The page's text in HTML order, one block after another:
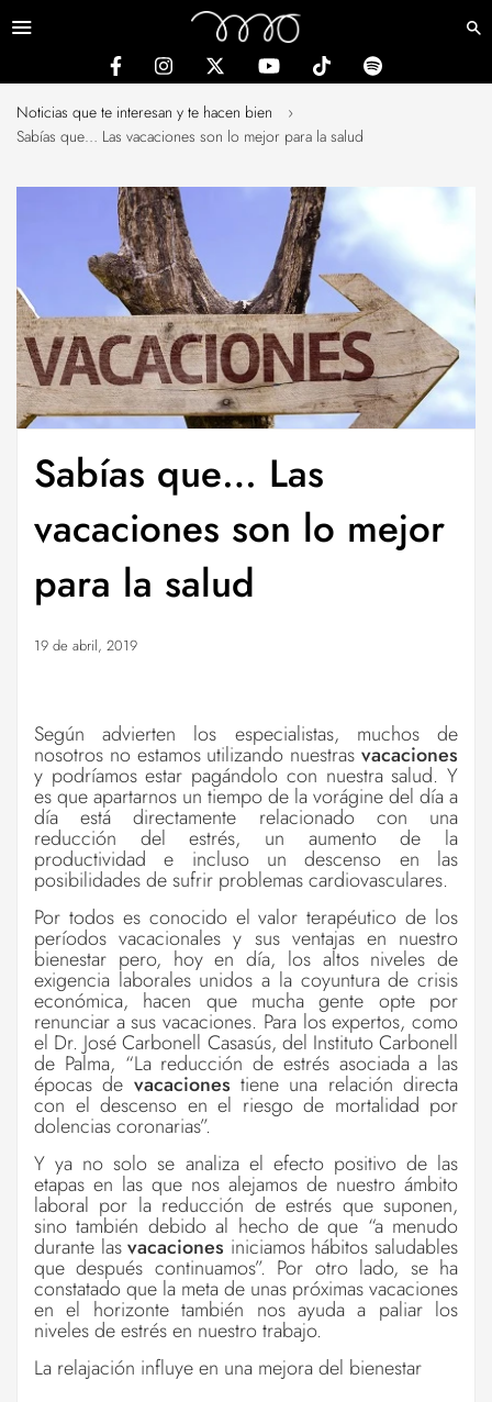
Noticias que te interesan y te hacen bien
›
Sabías que… Las vacaciones son lo mejor para la salud
Sabías que… Las
vacaciones son lo mejor
para la salud
19 de abril, 2019
Según advierten los especialistas, muchos de
nosotros no estamos utilizando nuestras vacaciones
y podríamos estar pagándolo con nuestra salud. Y
es que apartarnos un tiempo de la vorágine del día a
día está directamente relacionado con una
reducción del estrés, un aumento de la
productividad e incluso un descenso en las
posibilidades de sufrir problemas cardiovasculares.
Por todos es conocido el valor terapéutico de los
períodos vacacionales y sus ventajas en nuestro
bienestar pero, hoy en día, los altos niveles de
exigencia laborales unidos a la coyuntura de crisis
económica, hacen que mucha gente opte por
renunciar a sus vacaciones. Para los expertos, como
el Dr. José Carbonell Casasús, del Instituto Carbonell
de Palma, “La reducción de estrés asociada a las
épocas de vacaciones tiene una relación directa
con el descenso en el riesgo de mortalidad por
dolencias coronarias”.
Y ya no solo se analiza el efecto positivo de las
etapas en las que nos alejamos de nuestro ámbito
laboral por la reducción de estrés que suponen,
sino también debido al hecho de que “a menudo
durante lasvacaciones iniciamos hábitos saludables
que después continuamos”. Por otro lado, se ha
constatado que la meta de unas próximas vacaciones
en el horizonte también nos ayuda a paliar los
niveles de estrés en nuestro trabajo.
La relajación influye en una mejora del bienestar